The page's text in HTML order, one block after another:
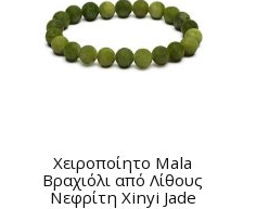
Χειροποίητο Mala
Βραχιόλι από Λίθους
Νεφρίτη Xinyi Jade